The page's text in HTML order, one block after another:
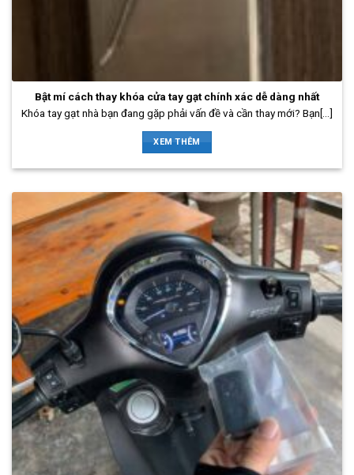
Bật mí cách thay khóa cửa tay gạt chính xác dễ dàng nhất
Khóa tay gạt nhà bạn đang gặp phải vấn đề và cần thay mới? Bạn[...]
XEM THÊM